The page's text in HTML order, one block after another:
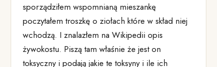
sporządziłem wspomnianą mieszankę
poczytałem troszkę o ziołach które w skład niej
wchodzą. I znalazłem na Wikipedii opis
żywokostu. Piszą tam właśnie że jest on
toksyczny i podają jakie te toksyny i ile ich